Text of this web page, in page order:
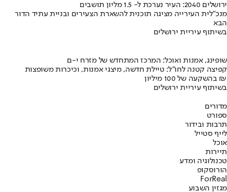
ירושלים 2040: העיר נערכת ל- 1.5 מליון תושבים
מנכ"לית העירייה מציגה תוכנית להשארת הצעירים ובניית עתיד הדור
הבא
בשיתוף עיריית ירושלים
שופינג, אמנות ואוכל: המרכז המתחדש של מזרח י-ם
קפיצה קטנה לחו"ל: טיילת חדשה, מיצגי אמנות, וכיכרות משופצות
בהשקעה של 100 מיליון ₪
בשיתוף עיריית ירושלים
מדורים
ספורט
תרבות ובידור
לייף סטייל
אוכל
תיירות
טכנולוגיה ומדע
הורוסקופ
ForReal
מגזין השבוע